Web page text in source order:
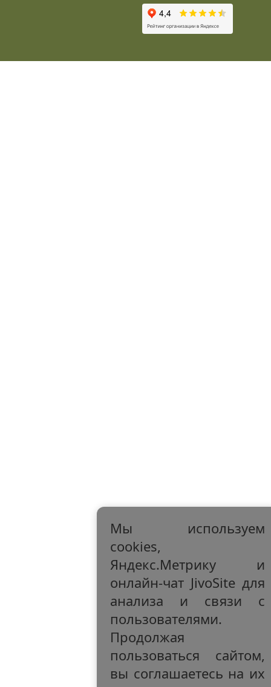
Мы используем
cookies,
Яндекс.Метрику и
онлайн-чат JivoSite для
анализа и связи с
пользователями.
Продолжая
пользоваться сайтом,
вы соглашаетесь на их